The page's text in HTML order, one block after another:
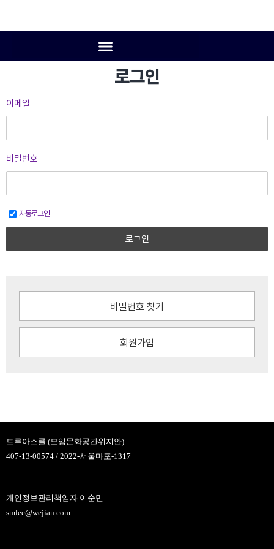
로그인
이메일
비밀번호
자동로그인
로그인
비밀번호 찾기
회원가입
트루아스쿨 (모임문화공간위지안)
407-13-00574 / 2022-서울마포-1317
개인정보관리책임자 이순민
smlee@wejian.com